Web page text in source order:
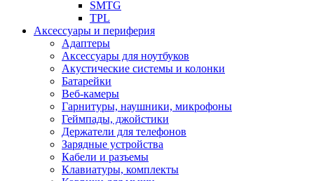
SMTG
TPL
Аксессуары и периферия
Адаптеры
Аксессуары для ноутбуков
Акустические системы и колонки
Батарейки
Веб-камеры
Гарнитуры, наушники, микрофоны
Геймпады, джойстики
Держатели для телефонов
Зарядные устройства
Кабели и разъемы
Клавиатуры, комплекты